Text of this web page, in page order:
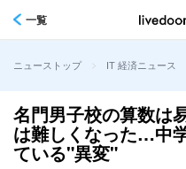
一覧
ニューストップ > IT 経済ニュース
名門男子校の算数は
は難しくなった…中
ている"異変"